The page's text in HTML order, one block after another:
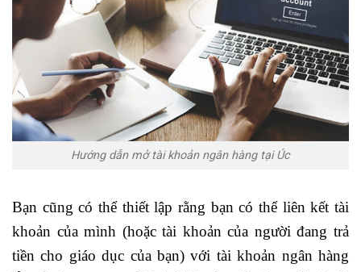
Hướng dẫn mở tài khoản ngân hàng tại Úc
Bạn cũng có thể thiết lập rằng bạn có thể liên kết tài
khoản của mình (hoặc tài khoản của người đang trả
tiền cho giáo dục của bạn) với tài khoản ngân hàng